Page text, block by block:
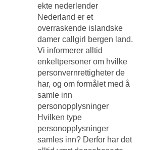
ekte nederlender
Nederland er et
overraskende islandske
damer callgirl bergen land.
Vi informerer alltid
enkeltpersoner om hvilke
personvernrettigheter de
har, og om formålet med å
samle inn
personopplysninger
Hvilken type
personopplysninger
samles inn? Derfor har det